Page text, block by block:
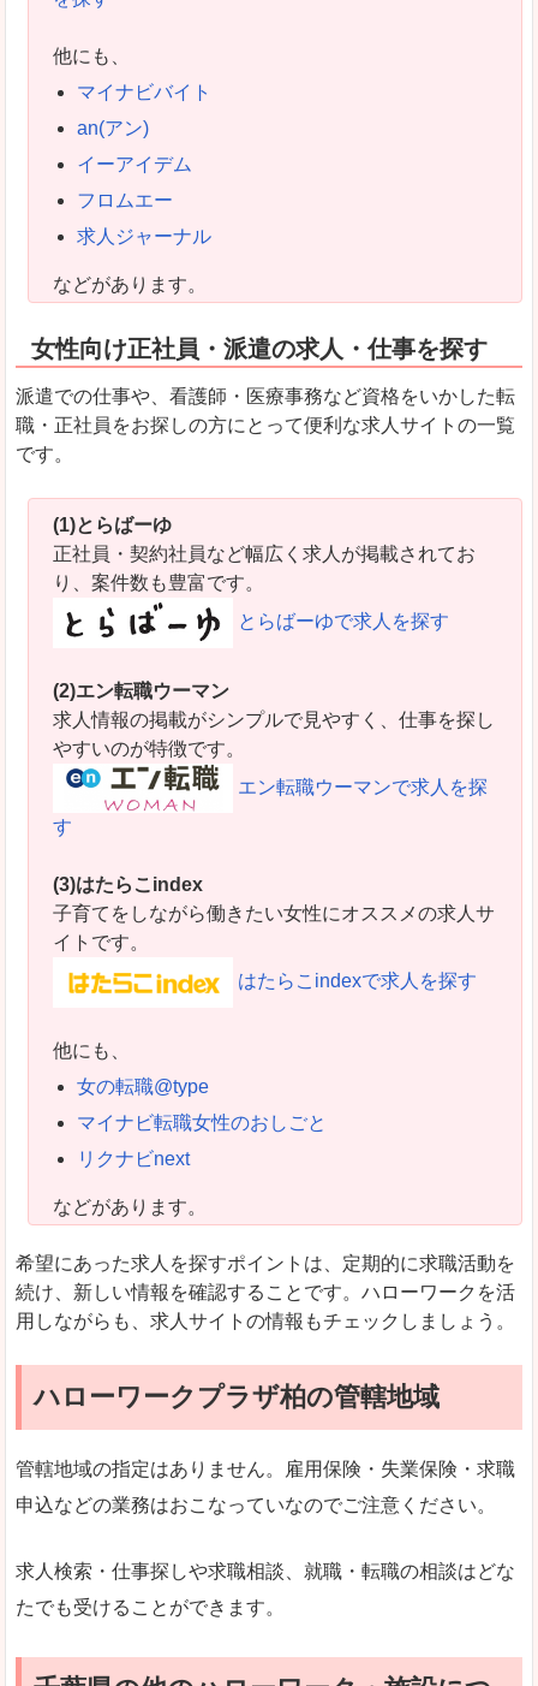
他にも、
マイナビバイト
an(アン)
イーアイデム
フロムエー
求人ジャーナル
などがあります。
女性向け正社員・派遣の求人・仕事を探す
派遣での仕事や、看護師・医療事務など資格をいかした転
職・正社員をお探しの方にとって便利な求人サイトの一覧
です。
(1)とらばーゆ
正社員・契約社員など幅広く求人が掲載されてお
り、案件数も豊富です。
とらばーゆで求人を探す
(2)エン転職ウーマン
求人情報の掲載がシンプルで見やすく、仕事を探し
やすいのが特徴です。
エン転職ウーマンで求人を探
す
(3)はたらこindex
子育てをしながら働きたい女性にオススメの求人サ
イトです。
はたらこindexで求人を探す
他にも、
女の転職@type
マイナビ転職女性のおしごと
リクナビnext
などがあります。
希望にあった求人を探すポイントは、定期的に求職活動を
続け、新しい情報を確認することです。ハローワークを活
用しながらも、求人サイトの情報もチェックしましょう。
ハローワークプラザ柏の管轄地域
管轄地域の指定はありません。雇用保険・失業保険・求職
申込などの業務はおこなっていなのでご注意ください。
求人検索・仕事探しや求職相談、就職・転職の相談はどな
たでも受けることができます。